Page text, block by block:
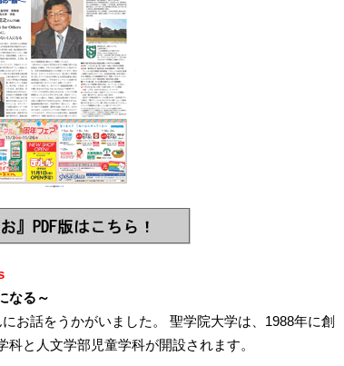
なる～
お話をうかがいました。 聖学院大学は、1988年に創
と人文学部児童学科が開設されます。